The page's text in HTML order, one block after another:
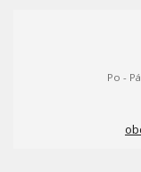
Po -